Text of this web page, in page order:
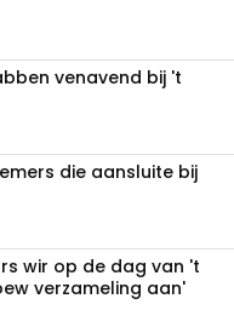
venavend bij 't
die aansluite bij
wir op de dag van 't
verzameling aan'